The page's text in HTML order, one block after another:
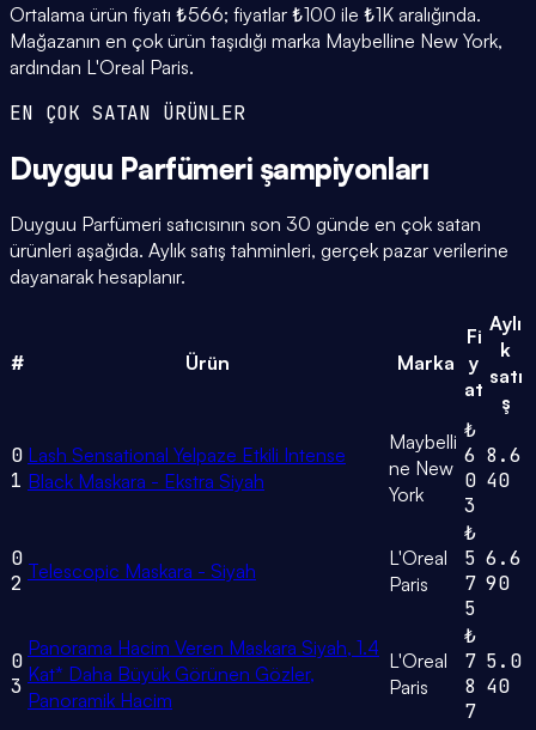
Ortalama ürün fiyatı ₺566; fiyatlar ₺100 ile ₺1K aralığında.
Mağazanın en çok ürün taşıdığı marka Maybelline New York,
ardından L'Oreal Paris.
EN ÇOK SATAN ÜRÜNLER
Duyguu Parfümeri şampiyonları
Duyguu Parfümeri satıcısının son 30 günde en çok satan
ürünleri aşağıda. Aylık satış tahminleri, gerçek pazar verilerine
dayanarak hesaplanır.
# Ürün Marka
Fi
y
at
Aylı
k
satı
ş
0
1
Lash Sensational Yelpaze Etkili Intense
Black Maskara - Ekstra Siyah
Maybelli
ne New
York
₺
6
0
3
8.6
40
0
2 Telescopic Maskara - Siyah
L'Oreal
Paris
₺
5
7
5
6.6
90
0
3
Panorama Hacim Veren Maskara Siyah, 1.4
Kat* Daha Büyük Görünen Gözler,
Panoramik Hacim
L'Oreal
Paris
₺
7
8
7
5.0
40